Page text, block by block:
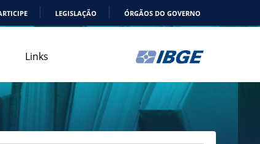
LEGISLAÇÃO ÓRGÃOS DO GOVERNO
Links